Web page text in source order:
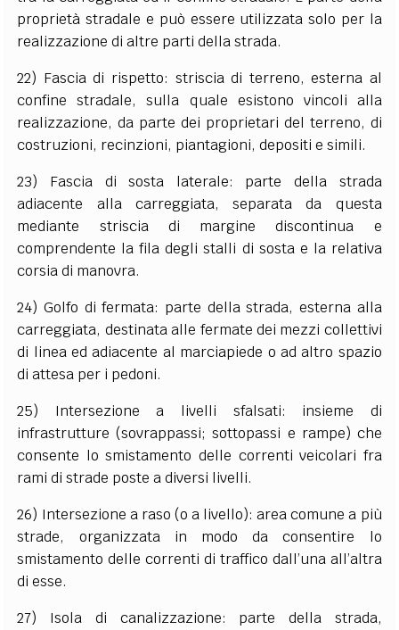
proprietà stradale e può essere utilizzata solo per la
realizzazione di altre parti della strada.
22) Fascia di rispetto: striscia di terreno, esterna al
confine stradale, sulla quale esistono vincoli alla
realizzazione, da parte dei proprietari del terreno, di
costruzioni, recinzioni, piantagioni, depositi e simili.
23) Fascia di sosta laterale: parte della strada
adiacente alla carreggiata, separata da questa
mediante striscia di margine discontinua e
comprendente la fila degli stalli di sosta e la relativa
corsia di manovra.
24) Golfo di fermata: parte della strada, esterna alla
carreggiata, destinata alle fermate dei mezzi collettivi
di linea ed adiacente al marciapiede o ad altro spazio
di attesa per i pedoni.
25) Intersezione a livelli sfalsati: insieme di
infrastrutture (sovrappassi; sottopassi e rampe) che
consente lo smistamento delle correnti veicolari fra
rami di strade poste a diversi livelli.
26) Intersezione a raso (o a livello): area comune a più
strade, organizzata in modo da consentire lo
smistamento delle correnti di traffico dall’una all’altra
di esse.
27) Isola di canalizzazione: parte della strada,